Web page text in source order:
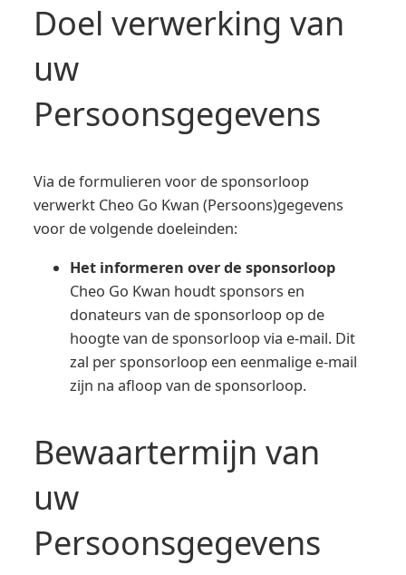
Doel verwerking van
uw
Persoonsgegevens
Via de formulieren voor de sponsorloop
verwerkt Cheo Go Kwan (Persoons)gegevens
voor de volgende doeleinden:
Het informeren over de sponsorloop
Cheo Go Kwan houdt sponsors en
donateurs van de sponsorloop op de
hoogte van de sponsorloop via e-mail. Dit
zal per sponsorloop een eenmalige e-mail
zijn na afloop van de sponsorloop.
Bewaartermijn van
uw
Persoonsgegevens